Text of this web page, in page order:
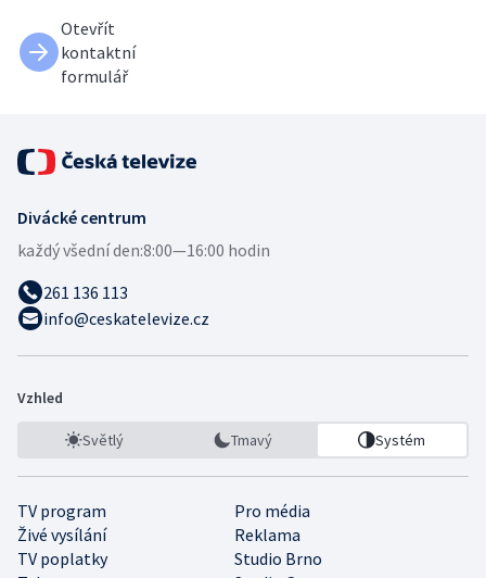
Otevřít
kontaktní
formulář
Divácké centrum
každý všední den:8:00—16:00 hodin
261 136 113
info@ceskatelevize.cz
Vzhled
Světlý Tmavý Systém
TV program
Pro média
Živé vysílání
Reklama
TV poplatky
Studio Brno